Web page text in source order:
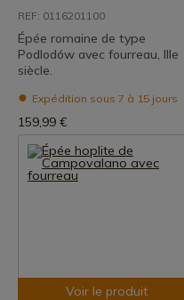
REF: 0116201100
Épée romaine de type
Podlodów avec fourreau, IIIe
siècle.
Expédition sous 7 à 15 jours
159,99 €
Voir le produit